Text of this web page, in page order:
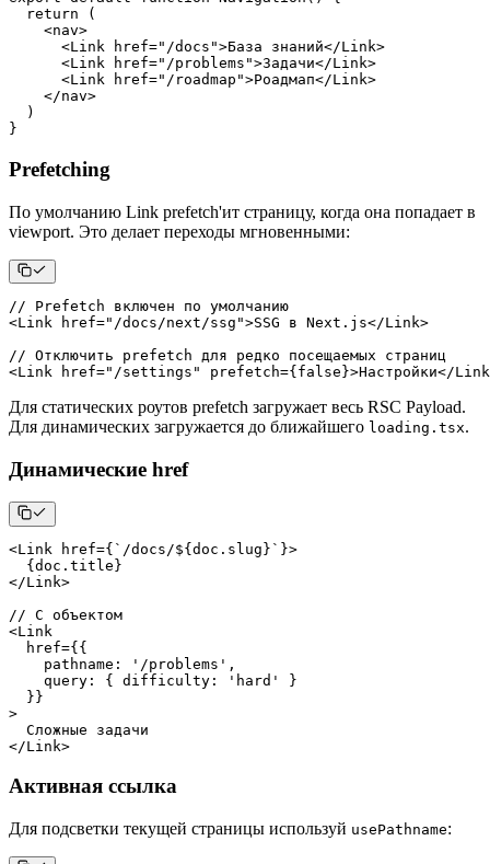
return
(
<nav>
<Link href=" /docs ">База знаний</Link>
<Link href=" /problems ">Задачи</Link>
<Link href=" /roadmap ">Роадмап</Link>
</nav>
)
}
Prefetching
По умолчанию Link prefetch'ит страницу, когда она попадает в
viewport. Это делает переходы мгновенными:
// Prefetch включен по умолчанию
<Link href=" /docs/next/ssg ">SSG в Next.js</Link>
// Отключить prefetch для редко посещаемых страниц
<Link href=" /settings " prefetch={ false }>Настройки</Link
Для статических роутов prefetch загружает весь RSC Payload.
Для динамических загружается до ближайшего loading.tsx.
Динамические href
<Link href={ ` /docs/${doc . slug} ` }>
{doc . title}
</Link>
// С объектом
<Link
href={{
    pathname
: '/problems' ,
    query
: { difficulty : 'hard'
}
}}
>
</Link>
Активная ссылка
Для подсветки текущей страницы используй usePathname: